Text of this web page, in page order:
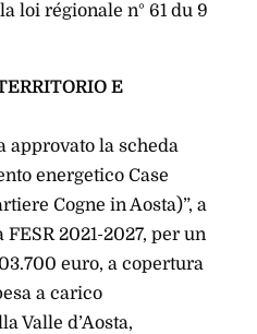
loi régionale n° 61 du 9
E
approvato la scheda
energetico Case
Cogne in Aosta)”, a
2021-2027, per un
euro, a copertura
a carico
Valle d’Aosta,